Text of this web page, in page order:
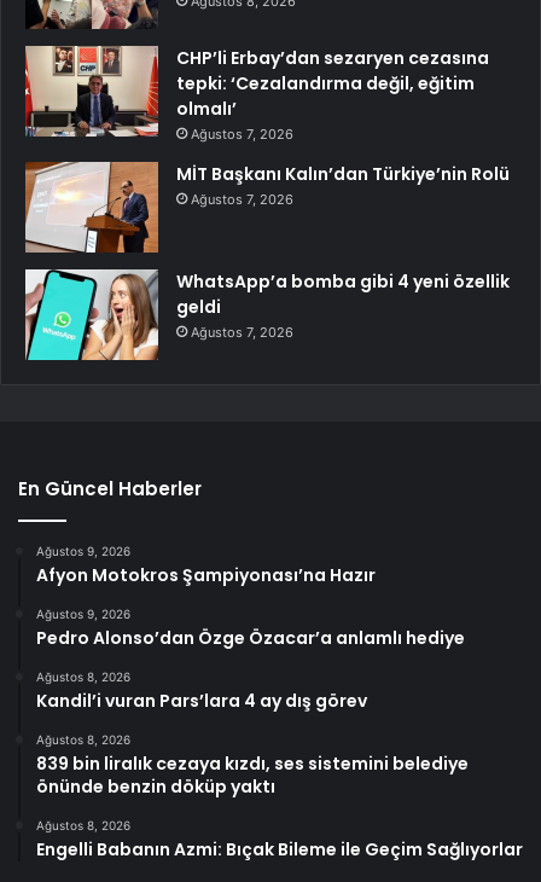
CHP’li Erbay’dan sezaryen cezasına
tepki: ‘Cezalandırma değil, eğitim
olmalı’
Ağustos 7, 2026
MİT Başkanı Kalın’dan Türkiye’nin Rolü
Ağustos 7, 2026
WhatsApp’a bomba gibi 4 yeni özellik
geldi
Ağustos 7, 2026
En Güncel Haberler
Ağustos 9, 2026
Afyon Motokros Şampiyonası’na Hazır
Ağustos 9, 2026
Pedro Alonso’dan Özge Özacar’a anlamlı hediye
Ağustos 8, 2026
Kandil’i vuran Pars’lara 4 ay dış görev
Ağustos 8, 2026
839 bin liralık cezaya kızdı, ses sistemini belediye
önünde benzin döküp yaktı
Ağustos 8, 2026
Engelli Babanın Azmi: Bıçak Bileme ile Geçim Sağlıyorlar